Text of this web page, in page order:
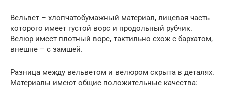
Вельвет – хлопчатобумажный материал, лицевая часть
которого имеет густой ворс и продольный рубчик.
Велюр имеет плотный ворс, тактильно схож с бархатом,
внешне – с замшей.
Разница между вельветом и велюром скрыта в деталях.
Материалы имеют общие положительные качества: